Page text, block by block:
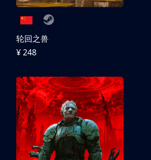
轮回之兽
¥ 248